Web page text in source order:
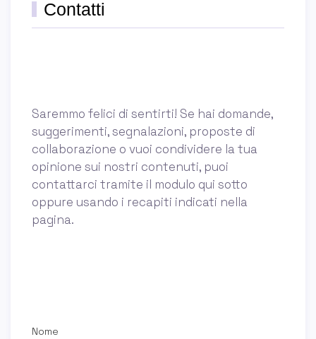
Contatti
Saremmo felici di sentirti! Se hai domande,
suggerimenti, segnalazioni, proposte di
collaborazione o vuoi condividere la tua
opinione sui nostri contenuti, puoi
contattarci tramite il modulo qui sotto
oppure usando i recapiti indicati nella
pagina.
Nome